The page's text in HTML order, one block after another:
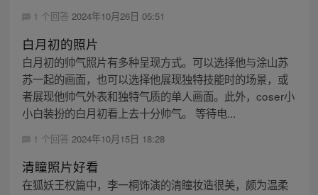
1 个回答 2024年10月26日 05:51
白月初的照片
白月初的帅气照片有多种呈现方式。可以选择他与涂山苏
苏一起的画面，也可以选择他展现独特技能时的场景，或
者展现他帅气外表和独特气质的单人画面。此外，coser小
小白装扮的白月初看上去十分帅气。 等待电...
1 个回答 2024年10月15日 18:28
清瞳照片好看
在狐妖王权篇中，李一桐饰演的清瞳妆造很美，颇为温柔